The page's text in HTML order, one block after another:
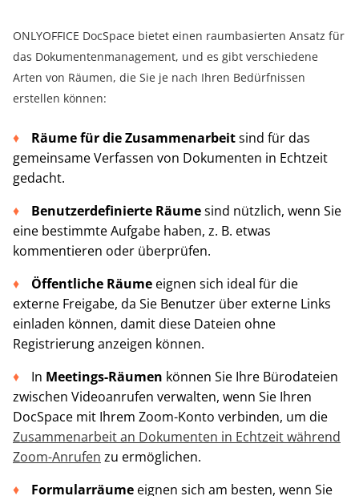
ONLYOFFICE DocSpace bietet einen raumbasierten Ansatz für
das Dokumentenmanagement, und es gibt verschiedene
Arten von Räumen, die Sie je nach Ihren Bedürfnissen
erstellen können:
Räume für die Zusammenarbeitsind für das
gemeinsame Verfassen von Dokumenten in Echtzeit
gedacht.
Benutzerdefinierte Räumesind nützlich, wenn Sie
eine bestimmte Aufgabe haben, z. B. etwas
kommentieren oder überprüfen.
Öffentliche Räume eignen sich ideal für die
externe Freigabe, da Sie Benutzer über externe Links
einladen können, damit diese Dateien ohne
Registrierung anzeigen können.
In Meetings-Räumen können Sie Ihre Bürodateien
zwischen Videoanrufen verwalten, wenn Sie Ihren
DocSpace mit Ihrem Zoom-Konto verbinden, um die
Zusammenarbeit an Dokumenten in Echtzeit während
Zoom-Anrufen zu ermöglichen.
Formularräume eignen sich am besten, wenn Sie